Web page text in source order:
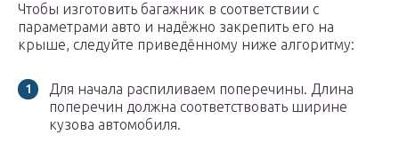
Чтобы изготовить багажник в соответствии с
параметрами авто и надёжно закрепить его на
крыше, следуйте приведённому ниже алгоритму:
Для начала распиливаем поперечины. Длина
поперечин должна соответствовать ширине
кузова автомобиля.